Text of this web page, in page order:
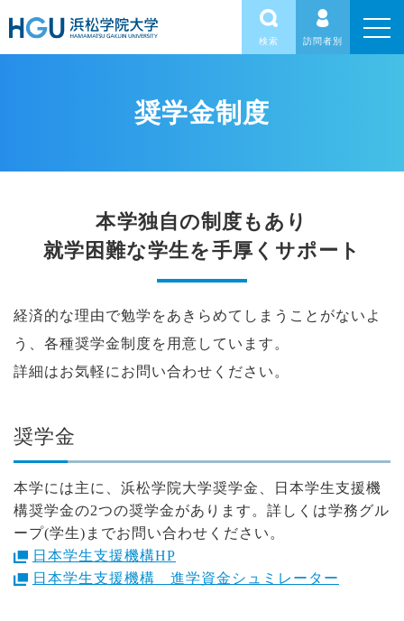
検索 訪問者別
奨学金制度
本学独自の制度もあり
就学困難な学生を手厚くサポート
経済的な理由で勉学をあきらめてしまうことがないよ
う、各種奨学金制度を用意しています。
詳細はお気軽にお問い合わせください。
奨学金
本学には主に、浜松学院大学奨学金、日本学生支援機
構奨学金の2つの奨学金があります。詳しくは学務グル
ープ(学生)までお問い合わせください。
日本学生支援機構HP
日本学生支援機構 進学資金シュミレーター